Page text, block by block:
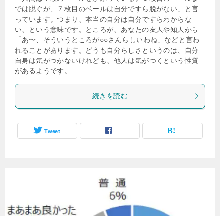
では脱ぐが、７枚目のベールは自分ですら脱がない」と言
っています。つまり、本当の自分は自分ですらわからな
い、という意味です。ところが、あなたの友人や知人から
「あ〜、そういうところが○○さんらしいわね」などと言わ
れることがあります。どうも自分らしさというのは、自分
自身は気がつかないけれども、他人は気がつくという性質
があるようです。
続きを読む
Tweet